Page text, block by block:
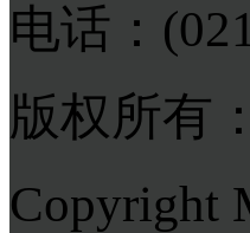
电话：
版权所有
Copyright